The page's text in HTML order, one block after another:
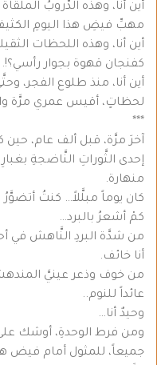
أين أنا، وهذه الدُّروبُ
مهبِّ فيضِ هذا اليومِ
أين أنا، وهذه اللحظات
كفنجان قهوة بجوار رأسي؟!.
أين أنا، منذ طلوع الفجر،
لحظاتٍ، أقيس عمري مرَّة
***
آخرَ مرَّة، قبل ألف عام، حين
إحدى الثَّوراتِ النَّاضجةِ
منهارة.
كان يوماً مبلَّلاً… كنتُ أتضوَّرُ
كمْ أشعرُ بالبرد…
من شدَّة البردِ النَّاهش في
أنا خائف.
من خوف وذعر عينيَّ
عائداً للنوم..
وحيدٌ أنا…
ومن فرط الوحدةِ، أوشك على
جميعاً، للمثول أمام فيض